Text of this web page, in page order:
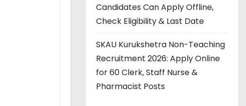
Candidates Can Apply Offline,
Check Eligibility & Last Date
SKAU Kurukshetra Non-Teaching
Recruitment 2026: Apply Online
for 60 Clerk, Staff Nurse &
Pharmacist Posts